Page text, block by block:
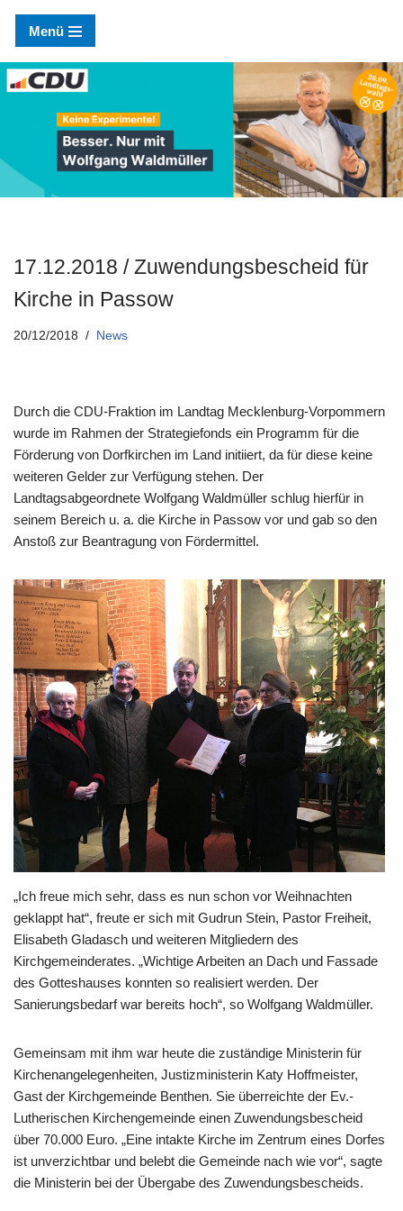
Zum
Inhalt
springen
Menü
17.12.2018 / Zuwendungsbescheid für
Kirche in Passow
20/12/2018 News
Durch die CDU-Fraktion im Landtag Mecklenburg-Vorpommern
wurde im Rahmen der Strategiefonds ein Programm für die
Förderung von Dorfkirchen im Land initiiert, da für diese keine
weiteren Gelder zur Verfügung stehen. Der
Landtagsabgeordnete Wolfgang Waldmüller schlug hierfür in
seinem Bereich u. a. die Kirche in Passow vor und gab so den
Anstoß zur Beantragung von Fördermittel.
„Ich freue mich sehr, dass es nun schon vor Weihnachten
geklappt hat“, freute er sich mit Gudrun Stein, Pastor Freiheit,
Elisabeth Gladasch und weiteren Mitgliedern des
Kirchgemeinderates. „Wichtige Arbeiten an Dach und Fassade
des Gotteshauses konnten so realisiert werden. Der
Sanierungsbedarf war bereits hoch“, so Wolfgang Waldmüller.
Gemeinsam mit ihm war heute die zuständige Ministerin für
Kirchenangelegenheiten, Justizministerin Katy Hoffmeister,
Gast der Kirchgemeinde Benthen. Sie überreichte der Ev.-
Lutherischen Kirchengemeinde einen Zuwendungsbescheid
über 70.000 Euro. „Eine intakte Kirche im Zentrum eines Dorfes
ist unverzichtbar und belebt die Gemeinde nach wie vor“, sagte
die Ministerin bei der Übergabe des Zuwendungsbescheids.